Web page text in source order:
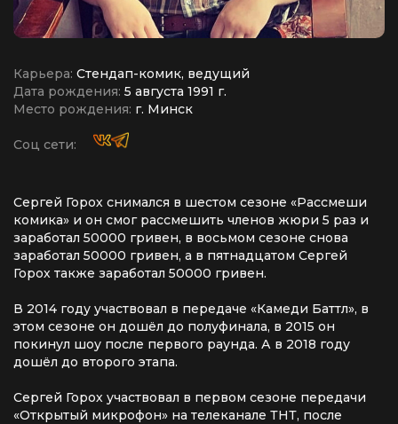
Карьера: Стендап-комик, ведущий
Дата рождения: 5 августа 1991 г.
Место рождения: г. Минск
Соц сети:
Сергей Горох снимался в шестом сезоне «Рассмеши
комика» и он смог рассмешить членов жюри 5 раз и
заработал 50000 гривен, в восьмом сезоне снова
заработал 50000 гривен, а в пятнадцатом Сергей
Горох также заработал 50000 гривен.
В 2014 году участвовал в передаче «Камеди Баттл», в
этом сезоне он дошёл до полуфинала, в 2015 он
покинул шоу после первого раунда. А в 2018 году
дошёл до второго этапа.
Сергей Горох участвовал в первом сезоне передачи
«Открытый микрофон» на телеканале ТНТ, после